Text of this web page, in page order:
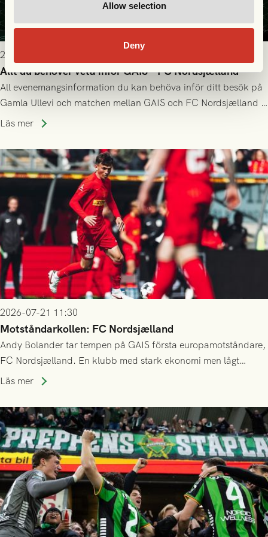
Allow selection
Deny
2026-07-22 9:00
Allt du behöver veta inför GAIS - FC Nordsjælland
All evenemangsinformation du kan behöva inför ditt besök på
Gamla Ullevi och matchen mellan GAIS och FC Nordsjælland i
kvalet till Conference League! Avspark kl 19.00 på torsdag
Läs mer
2026-07-21 11:30
Motståndarkollen: FC Nordsjælland
Andy Bolander tar tempen på GAIS första europamotståndare,
FC Nordsjælland. En klubb med stark ekonomi men lågt
publiksnitt, ett lag med både kollektiv styrka och individuell
Läs mer